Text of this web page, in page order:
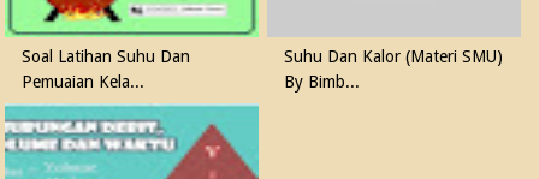
Soal Latihan Suhu Dan
Pemuaian Kela...
Suhu Dan Kalor (Materi SMU)
By Bimb...